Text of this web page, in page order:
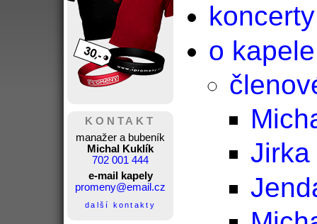
KONTAKT
manažer a bubeník
Michal Kuklík
702 001 444
e-mail kapely
promeny@email.cz
další kontakty
koncerty
o kapele
Jirka